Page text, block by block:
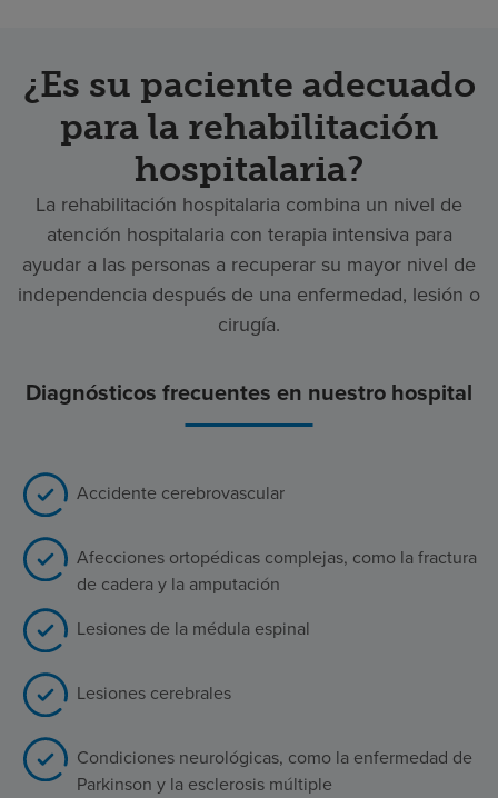
¿Es su paciente adecuado
para la rehabilitación
hospitalaria?
La rehabilitación hospitalaria combina un nivel de
atención hospitalaria con terapia intensiva para
ayudar a las personas a recuperar su mayor nivel de
independencia después de una enfermedad, lesión o
cirugía.
Diagnósticos frecuentes en nuestro hospital
Accidente cerebrovascular
Afecciones ortopédicas complejas, como la fractura
de cadera y la amputación
Lesiones de la médula espinal
Lesiones cerebrales
Condiciones neurológicas, como la enfermedad de
Parkinson y la esclerosis múltiple